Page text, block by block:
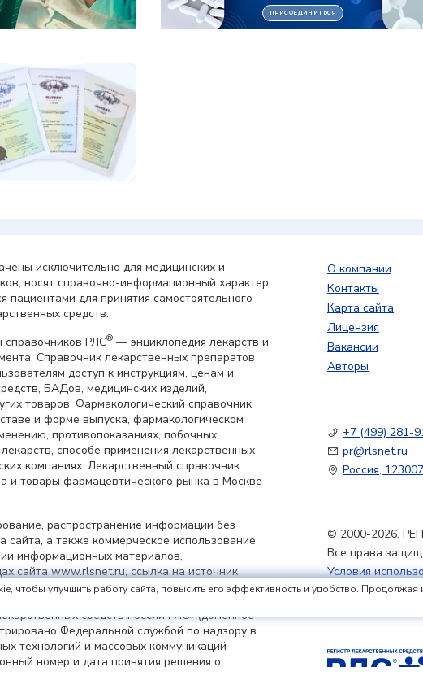
исключительно для медицинских и
носят справочно-информационный характер
пациентами для принятия самостоятельного
средств.
РЛС® — энциклопедия лекарств и
Справочник лекарственных препаратов
доступ к инструкциям, ценам и
БАДов, медицинских изделий,
товаров. Фармакологический справочник
и форме выпуска, фармакологическом
противопоказаниях, побочных
способе применения лекарственных
компаниях. Лекарственный справочник
и товары фармацевтического рынка в Москве
распространение информации без
сайта, а также коммерческое использование
информационных материалов,
сайта www.rlsnet.ru, ссылка на источник
средств России РЛС» (доменное
Федеральной службой по надзору в
технологий и массовых коммуникаций
номер и дата принятия решения о
О компании
Контакты
Карта сайта
Лицензия
Вакансии
Авторы
+7 (499) 281-
pr@rlsnet.ru
Россия,
© 2000-2026.
Все права
Условия
Политика
чтобы улучшить работу сайта, повысить его эффективность и удобство. Продолжая